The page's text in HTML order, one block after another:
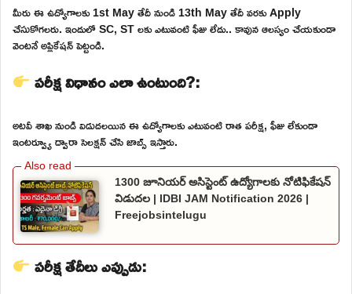
మీరు ఈ ఉద్యోగాలకు 1st May తేదీ నుండి 13th May తేదీ వరకు Apply
చేసుకోగలరు. ఇందులో SC, ST లకు ఎటువంటి ఫీజు లేదు.. కావున ఆలస్యం చేయకుండా
వెంటనే అప్లికేషన్ పెట్టండి.
పరీక్ష విధానం ఎలా ఉంటుంది?:
అటవీ శాఖ నుండి విడుదలయిన ఈ ఉద్యోగాలకు ఎటువంటి రాత పరీక్ష, ఫీజు లేకుండా
ఇంటర్వ్యూ ద్వారా సెలక్షన్ చేసి జాబ్స్ ఇస్తారు.
1300 జూనియర్ అసిస్టెంట్ ఉద్యోగాలకు నోటిఫికేషన్
విడుదల | IDBI JAM Notification 2026 |
Freejobsintelugu
పరీక్ష తేదీలు ఎప్పుడు: